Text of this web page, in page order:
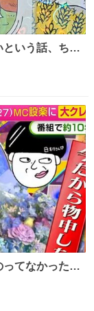
いう話、ちい
は性別を意識
徹底している
ってなかった1
めてて大好き